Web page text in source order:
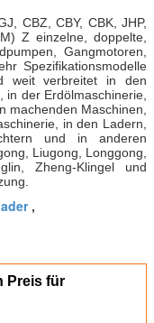
CBZ, CBY, CBK, JHP,
Z einzelne, doppelte,
Gangmotoren,
Spezifikationsmodelle
weit verbreitet in den
der Erdölmaschinerie,
machenden Maschinen,
in den Ladern,
und in anderen
Liugong, Longgong,
Zheng-Klingel und
,
Preis für